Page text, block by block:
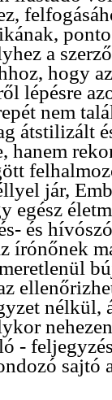
a
hogy
lépésre
nem
átstilizált
hanem
jár,
egész
és
írónőnek
nélkül,
-
sajtó